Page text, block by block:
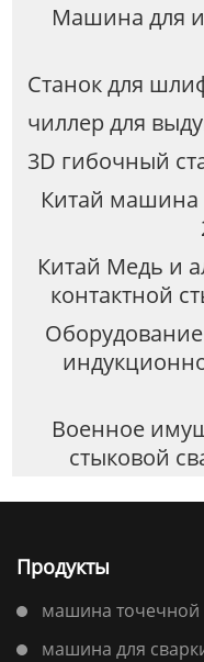
Машина для
Станок для
чиллер для
3D гибочный
Китай машина
Китай Медь и
контактной
Военное
стыковой
Продукты
машина точечной
машина для